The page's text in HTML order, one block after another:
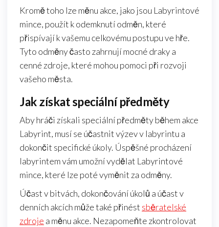
Kromě toho lze měnu akce, jako jsou Labyrintové
mince, použít k odemknutí odměn, které
přispívají k vašemu celkovému postupu ve hře.
Tyto odměny často zahrnují mocné draky a
cenné zdroje, které mohou pomoci při rozvoji
vašeho města.
Jak získat speciální předměty
Aby hráči získali speciální předměty během akce
Labyrint, musí se účastnit výzev v labyrintu a
dokončit specifické úkoly. Úspěšné procházení
labyrintem vám umožní vydělat Labyrintové
mince, které lze poté vyměnit za odměny.
Účast v bitvách, dokončování úkolů a účast v
denních akcích může také přinést sběratelské
zdroje a měnu akce. Nezapomeňte zkontrolovat